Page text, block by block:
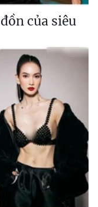
của siêu